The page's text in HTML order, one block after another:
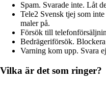
Spam. Svarade inte. Låt
Tele2 Svensk tjej som
maler på.
Försök till
Bedrägeriförsök.
Varning kom upp. Svara
Vilka är det som ringer?